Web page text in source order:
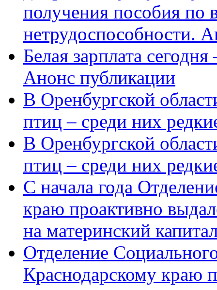
получения пособия по
нетрудоспособности.
Белая зарплата
Анонс публикации
В Оренбургской
птиц – среди них
В Оренбургской
птиц – среди них
С начала года
краю проактивно
на материнский
Отделение
Краснодарскому краю